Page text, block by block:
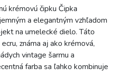
krémovú čipku Čipka
a elegantným vzhľadom
na umelecké dielo. Táto
známa aj ako krémová,
vintage šarmu a
farba sa ľahko kombinuje